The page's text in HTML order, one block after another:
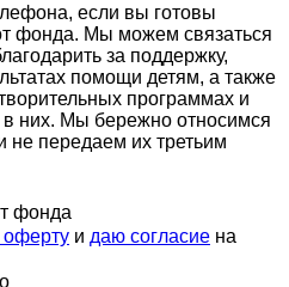
если вы готовы
фонда. Мы можем связаться
за поддержку,
помощи детям, а также
программах и
в них. Мы бережно относимся
передаем их третьим
фонда
оферту и даю согласие на